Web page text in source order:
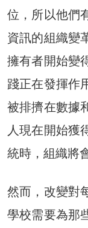
位，所以他們
資訊的組織變
擁有者開始變
踐正在發揮作
被排擠在數據
人現在開始獲
統時，組織將
然而，改變對
學校需要為那